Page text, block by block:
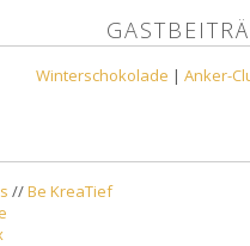
Winterschokolade | Anker-
//Be KreaTief